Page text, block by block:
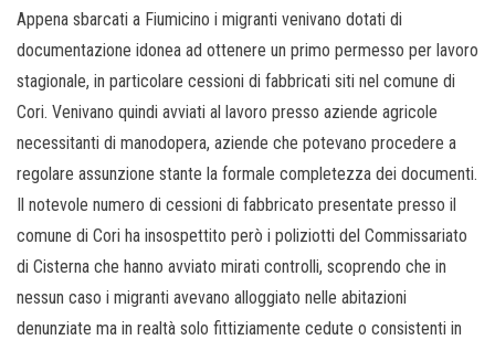
Appena sbarcati a Fiumicino i migranti venivano dotati di
documentazione idonea ad ottenere un primo permesso per lavoro
stagionale, in particolare cessioni di fabbricati siti nel comune di
Cori. Venivano quindi avviati al lavoro presso aziende agricole
necessitanti di manodopera, aziende che potevano procedere a
regolare assunzione stante la formale completezza dei documenti.
Il notevole numero di cessioni di fabbricato presentate presso il
comune di Cori ha insospettito però i poliziotti del Commissariato
di Cisterna che hanno avviato mirati controlli, scoprendo che in
nessun caso i migranti avevano alloggiato nelle abitazioni
denunziate ma in realtà solo fittiziamente cedute o consistenti in